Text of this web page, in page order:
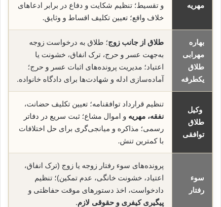
مهریه
و تقسیط؛ تنظیم شکایت و دفاع در برابر ادعاهای
خلاف واقع؛ تعیین تکلیف اقساط و وثایق.
بهاره
مهرابی
طلاق
یکطرفه
طلاق از جانب زوج؛ طلاق به درخواست زوجه
به‌جهت عسر و حرج، ترک انفاق، خشونت یا
اعتیاد؛ مدیریت پرونده‌های اثبات عسر و حرج؛
آماده‌سازی ادله و شهادت‌ها برای دادگاه خانواده.
وکیل
طلاق
توافقی
تنظیم قرارداد توافقنامه؛ تعیین تکلیف حضانت،
نفقه، مهریه و اموال مشاع؛ ثبت سریع در دفاتر
رسمی؛ مذاکره و میانجی‌گری برای حل اختلافات
با کمترین تنش.
سوء
رفتار
پرونده‌های سوء رفتار زوجه یا زوج (ترک انفاق،
اعتیاد، خشونت خانگی، عدم تمکین)؛ تنظیم
دادخواست، اخذ دستورهای موقت حفاظتی و
پیگیری کیفری و حقوقی لازم.